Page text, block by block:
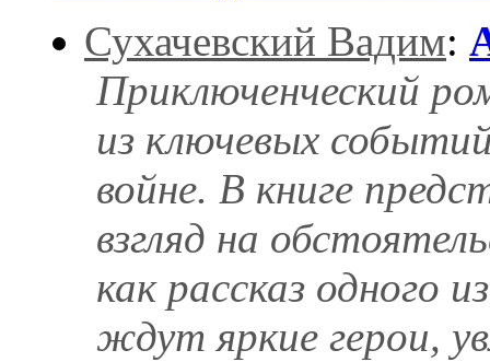
Сухачевский Вадим:
Приключенческий
из ключевых
войне. В книге
взгляд на
как рассказ одного
ждут яркие герои,